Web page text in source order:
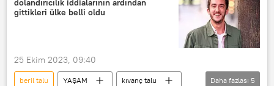
dolandırıcılık iddialarının ardından
gittikleri ülke belli oldu
25 Ekim 2023, 09:40
beril talu YAŞAM
kıvanç talu
Daha fazlası 5